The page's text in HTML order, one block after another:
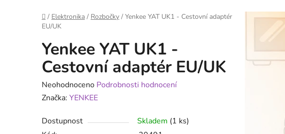
Domů
/ Elektronika / Rozbočky / Yenkee YAT UK1 - Cestovní adaptér
EU/UK
Yenkee YAT UK1 -
Cestovní adaptér EU/UK
Průměrné
hodnocení
je
Neohodnoceno Podrobnosti hodnocení
Značka: YENKEE
Dostupnost Skladem (1 ks)